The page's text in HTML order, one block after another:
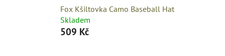
Fox Kšiltovka Camo Baseball Hat
Skladem
509 Kč